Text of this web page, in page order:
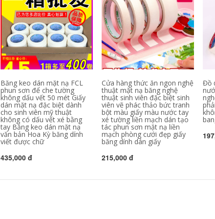
thuật băng che đặc
biệt, nhiều loại khổ
rộng có thể tự do
lựa chọn băng keo
ghi chú
193,000
Băng keo dán mặt
nạ có độ dẻo cao,
phun sơn, tạo mặt
nạ, băng keo không
vạch, không keo,
băng keo đường
may đẹp, băng keo
giấy đẹp, băng keo
giấy, không keo,
băng keo dán mặt
nạ, băng keo giấy 50
mét, dành cho sinh
viên mỹ thuật bang
dinh giay
Băng keo dán mặt nạ FCL
phun sơn để che tường
không dấu vết 50 mét Giấy
dán mặt nạ đặc biệt dành
cho sinh viên mỹ thuật
không có dấu vết xé bằng
tay Băng keo dán mặt nạ
văn bản Hoa Kỳ băng dính
viết được chữ
435,000 đ
Cửa hàng thức ăn ngon nghệ
thuật mặt nạ băng nghệ
thuật sinh viên đặc biệt sinh
viên vẽ phác thảo bức tranh
bột màu giấy màu nước tay
xé tường liền mạch dán tạo
tác phun sơn mặt nạ liền
mạch phòng cưới đẹp giấy
băng dính dán giấy
215,000 đ
Đồ